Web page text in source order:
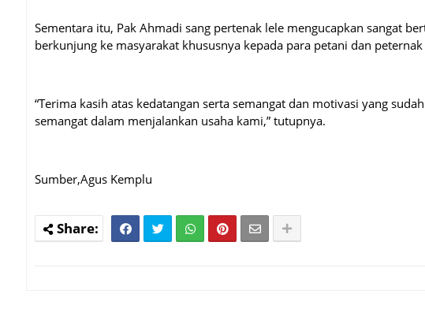
Sementara itu, Pak Ahmadi sang pertenak lele mengucapkan sangat
berkunjung ke masyarakat khususnya kepada para petani dan
“Terima kasih atas kedatangan serta semangat dan motivasi yang
semangat dalam menjalankan usaha kami,” tutupnya.
Sumber,Agus Kemplu